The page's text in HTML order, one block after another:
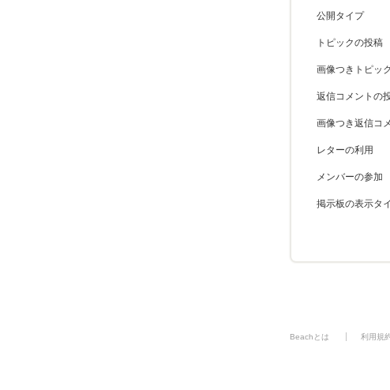
公開タイプ
トピックの投稿
画像つきトピッ
返信コメントの
画像つき返信コ
レターの利用
メンバーの参加
掲示板の表示タ
Beachとは 利用規